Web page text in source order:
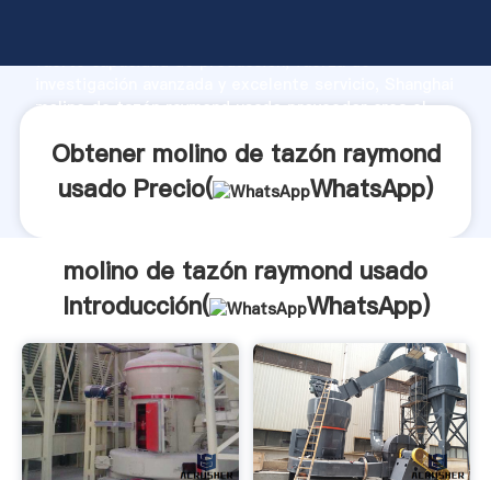
fuerte capacidad de producción, fuerza de
molino de tazón raymond usado proveedor crea el
Obtener molino de tazón raymond
usado Precio(
WhatsApp)
molino de tazón raymond usado
Introducción(
WhatsApp)